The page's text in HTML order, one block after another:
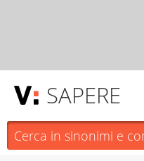
SAPERE